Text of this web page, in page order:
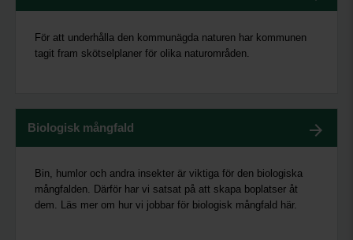
För att underhålla den kommunägda naturen har kommunen
tagit fram skötselplaner för olika naturområden.
Biologisk mångfald
Bin, humlor och andra insekter är viktiga för den biologiska
mångfalden. Därför har vi satsat på att skapa boplatser åt
dem. Läs mer om hur vi jobbar för biologisk mångfald här.